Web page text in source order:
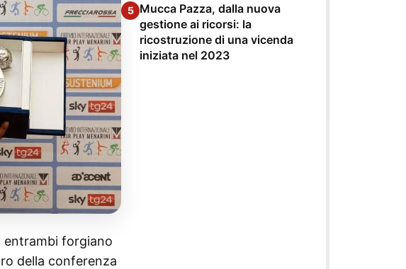
entrambi forgiano
della conferenza
5 Mucca Pazza, dalla nuova
gestione ai ricorsi: la
ricostruzione di una vicenda
iniziata nel 2023